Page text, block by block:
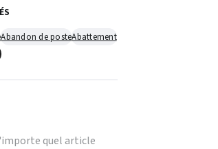
Abandon de posteAbattement
quel article